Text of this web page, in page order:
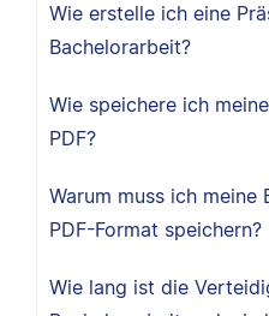
Wie erstelle ich eine
Bachelorarbeit?
Wie speichere ich
PDF?
Warum muss ich meine
PDF-Format speichern?
Wie lang ist die